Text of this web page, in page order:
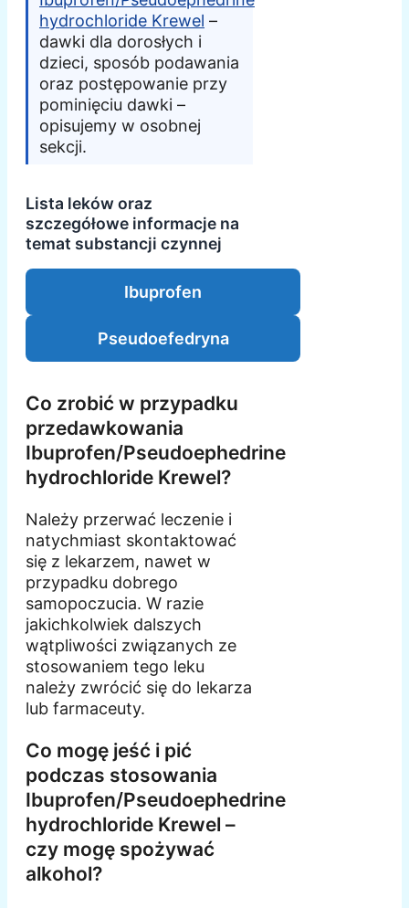
hydrochloride Krewel –
dawki dla dorosłych i
dzieci, sposób podawania
oraz postępowanie przy
pominięciu dawki –
opisujemy w osobnej
sekcji.
Lista leków oraz
szczegółowe informacje na
temat substancji czynnej
Ibuprofen
Pseudoefedryna
Co zrobić w przypadku
przedawkowania
Ibuprofen/Pseudoephedrine
hydrochloride Krewel?
Należy przerwać leczenie i
natychmiast skontaktować
się z lekarzem, nawet w
przypadku dobrego
samopoczucia. W razie
jakichkolwiek dalszych
wątpliwości związanych ze
stosowaniem tego leku
należy zwrócić się do lekarza
lub farmaceuty.
Co mogę jeść i pić
podczas stosowania
Ibuprofen/Pseudoephedrine
hydrochloride Krewel –
czy mogę spożywać
alkohol?